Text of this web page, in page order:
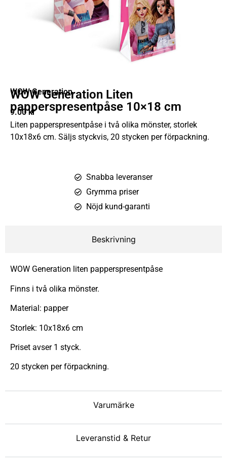
WOW Generation
WOW Generation Liten
papperspresentpåse 10×18 cm
9.00kr
Liten papperspresentpåse i två olika mönster, storlek
10x18x6 cm. Säljs styckvis, 20 stycken per förpackning.
Snabba leveranser
Grymma priser
Nöjd kund-garanti
Beskrivning
Varumärke
Leveranstid & Retur
WOW Generation liten papperspresentpåse
Finns i två olika mönster.
Material: papper
Storlek: 10x18x6 cm
Priset avser 1 styck.
20 stycken per förpackning.